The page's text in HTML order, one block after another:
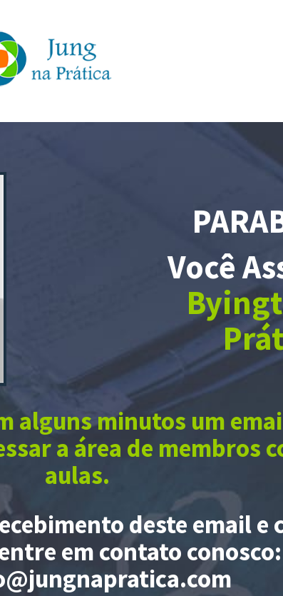
Você
alguns minutos um
a área de membros
aulas.
deste email e
em contato conosco: